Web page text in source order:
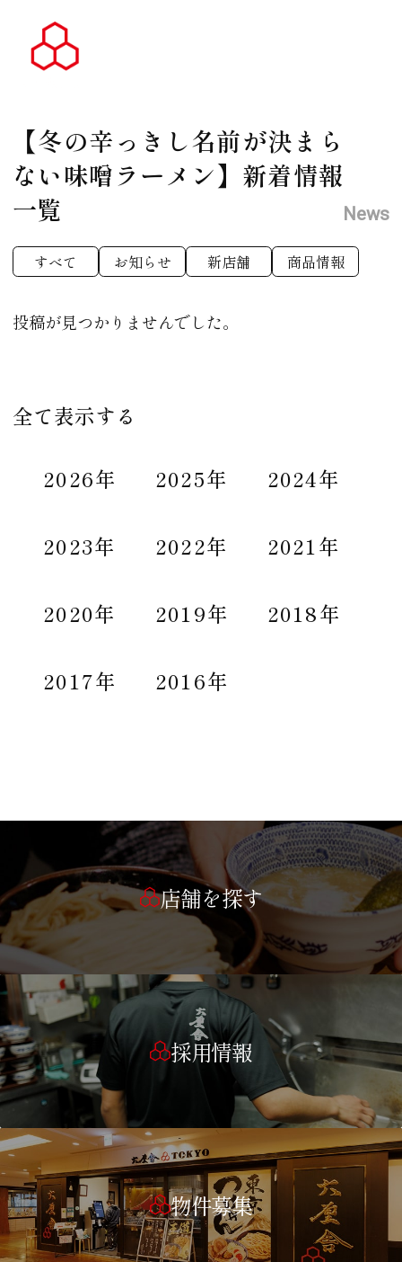
【冬の辛っきし名前が決まら
ない味噌ラーメン】 新着情報
一覧
News
すべて お知らせ 新店舗 商品情報
投稿が見つかりませんでした。
全て表示する
2026年 2025年 2024年
2023年 2022年 2021年
2020年 2019年 2018年
2017年 2016年
店舗を探す
採用情報
物件募集